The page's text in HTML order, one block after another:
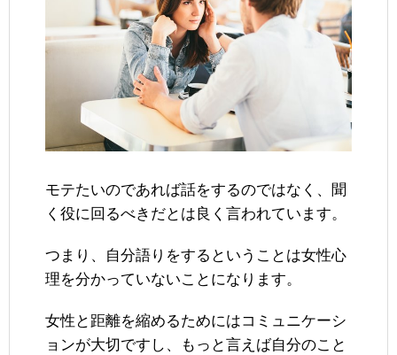
モテたいのであれば話をするのではなく、聞
く役に回るべきだとは良く言われています。
つまり、自分語りをするということは女性心
理を分かっていないことになります。
女性と距離を縮めるためにはコミュニケーシ
ョンが大切ですし、もっと言えば自分のこと